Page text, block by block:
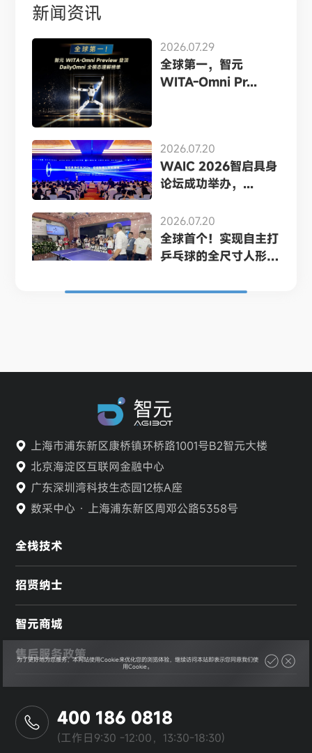
新闻资讯
2026.07.29
全球第一，智元
WITA-Omni Pr...
2026.07.20
WAIC 2026智启具身
论坛成功举办，...
2026.07.20
全球首个！实现自主打
乒乓球的全尺寸人形
为了更好地为您服务，本网站使用Cookie来优化您的浏览体验，继续访问本站即表示您同意我们使
用Cookie。
上海市浦东新区康桥镇环桥路1001号B2智元大楼
北京海淀区互联网金融中心
广东深圳湾科技生态园12栋A座
数采中心 · 上海浦东新区周邓公路5358号
全栈技术
智元商城
售后服务政策
招贤纳士
400 186 0818
(工作日9:30 -12:00，13:30-18:30)